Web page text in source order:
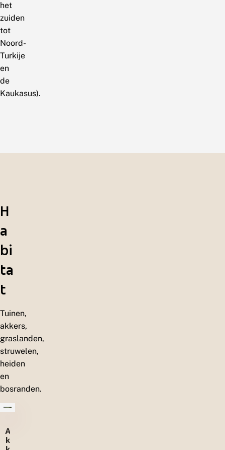
het
zuiden
tot
Noord-
Turkije
en
de
Kaukasus).
H
a
bi
ta
t
Tuinen,
akkers,
graslanden,
struwelen,
heiden
en
bosranden.
A
k